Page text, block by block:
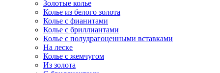
Золотые колье
Колье из белого золота
Колье с фианитами
Колье с бриллиантами
Колье с полудрагоценными вставками
На леске
Колье с жемчугом
Из золота